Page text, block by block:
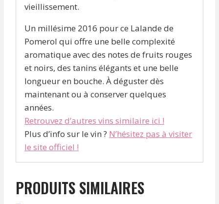
vieillissement.
Un millésime 2016 pour ce Lalande de
Pomerol qui offre une belle complexité
aromatique avec des notes de fruits rouges
et noirs, des tanins élégants et une belle
longueur en bouche. À déguster dès
maintenant ou à conserver quelques
années.
Retrouvez d’autres vins similaire ici !
Plus d’info sur le vin ? N’hésitez pas à visiter
le site officiel !
PRODUITS SIMILAIRES